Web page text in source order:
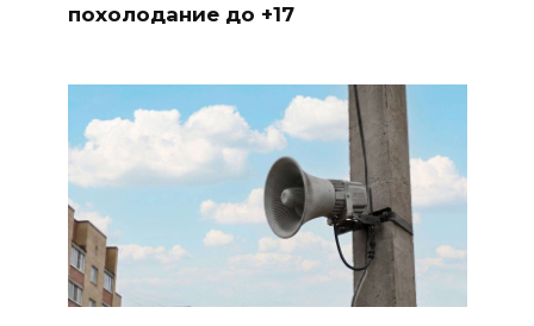
похолодание до +17